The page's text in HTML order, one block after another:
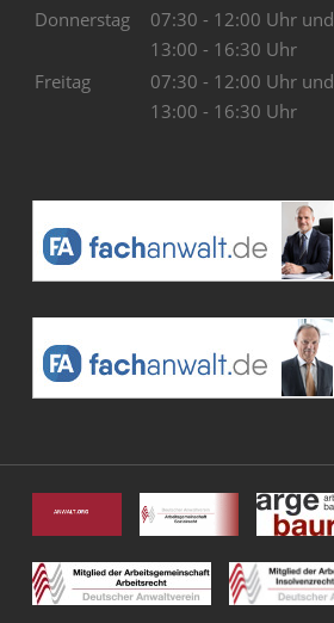
Donnerstag
07:30 - 12:00 Uhr und
13:00 - 16:30 Uhr
Freitag
07:30 - 12:00 Uhr und
13:00 - 16:30 Uhr